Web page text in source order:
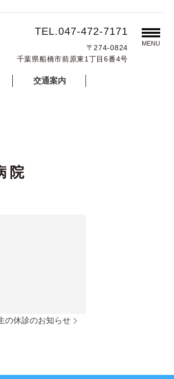
TEL.047-472-7171
〒274-0824
千葉県船橋市前原東1丁目6番4号
MENU
交通案内
院
の休診のお知らせ